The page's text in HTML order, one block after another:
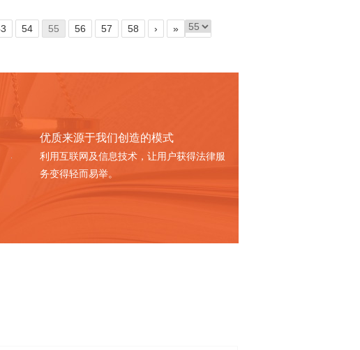
54 55 56 57 58 › »
优质来源于我们创造的模式
利用互联网及信息技术，让用户获得法律服
务变得轻而易举。